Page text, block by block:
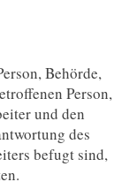
Behörde,
Person,
und den
des
befugt sind,